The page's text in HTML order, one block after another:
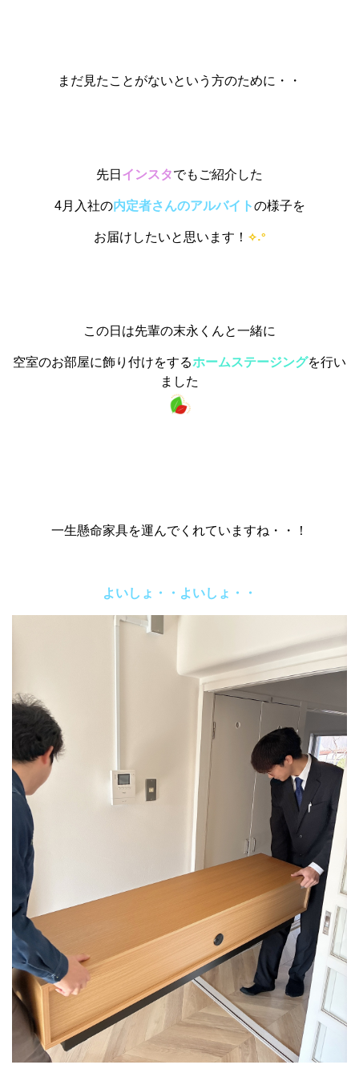
まだ見たことがないという方のために・・
先日 インスタでもご紹介した
4月入社の内定者さんのアルバイトの様子を
お届けしたいと思います！ ✧˖°
この日は先輩の末永くんと一緒に
空室のお部屋に飾り付けをするホームステージングを行い
ました
一生懸命家具を運んでくれていますね・・！
よいしょ・・よいしょ・・